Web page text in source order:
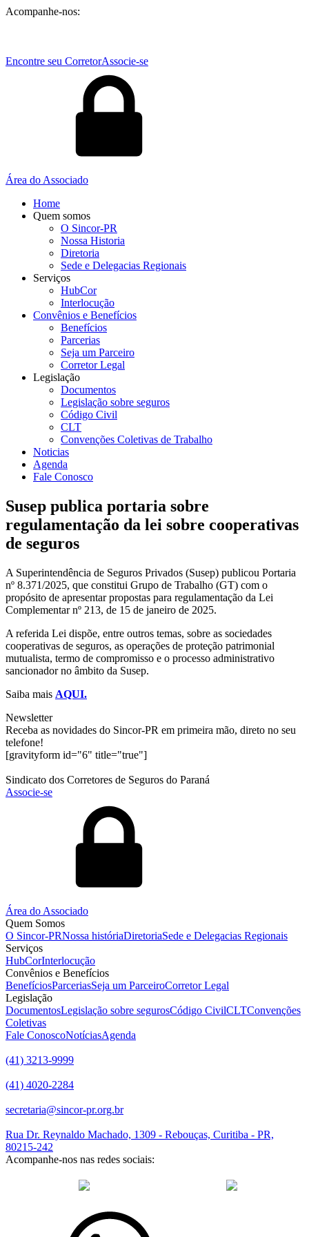
Acompanhe-nos:
Encontre seu CorretorAssocie-se
Área do Associado
Home
Quem somos
O Sincor-PR
Nossa Historia
Diretoria
Sede e Delegacias Regionais
Serviços
HubCor
Interlocução
Convênios e Benefícios
Benefícios
Parcerias
Seja um Parceiro
Corretor Legal
Legislação
Documentos
Legislação sobre seguros
Código Civil
CLT
Convenções Coletivas de Trabalho
Noticias
Agenda
Fale Conosco
Susep publica portaria sobre
regulamentação da lei sobre cooperativas
de seguros
A Superintendência de Seguros Privados (Susep) publicou Portaria
nº 8.371/2025, que constitui Grupo de Trabalho (GT) com o
propósito de apresentar propostas para regulamentação da Lei
Complementar nº 213, de 15 de janeiro de 2025.
A referida Lei dispõe, entre outros temas, sobre as sociedades
cooperativas de seguros, as operações de proteção patrimonial
mutualista, termo de compromisso e o processo administrativo
sancionador no âmbito da Susep.
Saiba mais AQUI.
Newsletter
Receba as novidades do Sincor-PR em primeira mão, direto no seu
telefone!
[gravityform id="6" title="true"]
Sindicato dos Corretores de Seguros do Paraná
Associe-se
Área do Associado
Quem Somos
O Sincor-PRNossa históriaDiretoriaSede e Delegacias Regionais
Serviços
HubCorInterlocução
Convênios e Benefícios
BenefíciosParceriasSeja um ParceiroCorretor Legal
Legislação
DocumentosLegislação sobre segurosCódigo CivilCLTConvenções
Coletivas
Fale ConoscoNotíciasAgenda
(41) 3213-9999
(41) 4020-2284
secretaria@sincor-pr.org.br
Rua Dr. Reynaldo Machado, 1309 - Rebouças, Curitiba - PR,
80215-242
Acompanhe-nos nas redes sociais: